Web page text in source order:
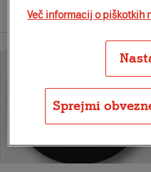
Več informacij o piškotkih
Sprejmi